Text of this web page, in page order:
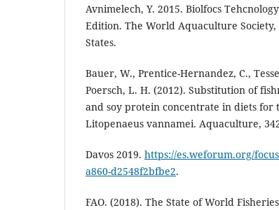
Avnimelech, Y. 2015. Biolfocs
Edition. The World Aquaculture
States.
Bauer, W., Prentice-Hernandez, C.,
Poersch, L. H. (2012). Substitution of
and soy protein concentrate in diets for
Litopenaeus vannamei. Aquaculture,
Davos 2019. https://es.weforum.org/
a860-d2548f2bfbe2.
FAO. (2018). The State of World